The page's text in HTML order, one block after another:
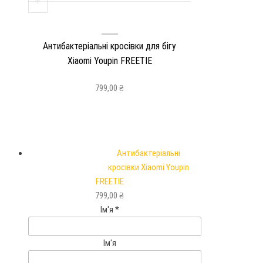
Антибактеріальні кросівки для бігу
Xiaomi Youpin FREETIE
799,00 ₴
Антибактеріальні
кросівки Xiaomi Youpin
FREETIE
799,00 ₴
Ім'я *
Ім'я